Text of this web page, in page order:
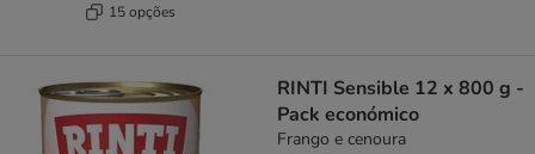
15 opções
RINTI Sensible 12 x 800 g -
Pack económico
Frango e cenoura